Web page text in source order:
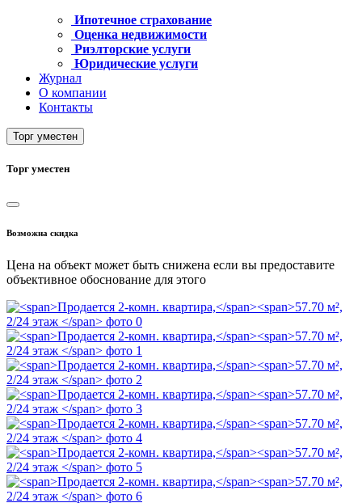
Ипотечное страхование
Оценка недвижимости
Риэлторские услуги
Юридические услуги
Журнал
О компании
Контакты
Торг уместен
Торг уместен
Возможна скидка
Цена на объект может быть снижена если вы предоставите
объективное обоснование для этого